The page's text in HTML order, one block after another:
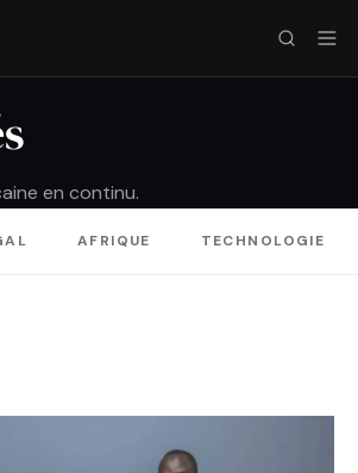
en continu.
AFRIQUE TECHNOLOGIE